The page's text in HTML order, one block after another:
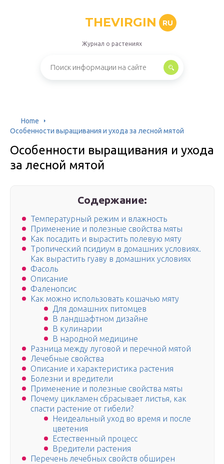
THEVIRGIN RU
Журнал о растениях
Home
Особенности выращивания и ухода за лесной мятой
Особенности выращивания и ухода
за лесной мятой
Содержание:
Температурный режим и влажность
Применение и полезные свойства мяты
Как посадить и вырастить полевую мяту
Тропический псидиум в домашних условиях.
Как вырастить гуаву в домашних условиях
Фасоль
Описание
Фаленопсис
Как можно использовать кошачью мяту
Для домашних питомцев
В ландшафтном дизайне
В кулинарии
В народной медицине
Разница между луговой и перечной мятой
Лечебные свойства
Описание и характеристика растения
Болезни и вредители
Применение и полезные свойства мяты
Почему цикламен сбрасывает листья, как
спасти растение от гибели?
Неидеальный уход во время и после
цветения
Естественный процесс
Вредители растения
Перечень лечебных свойств обширен